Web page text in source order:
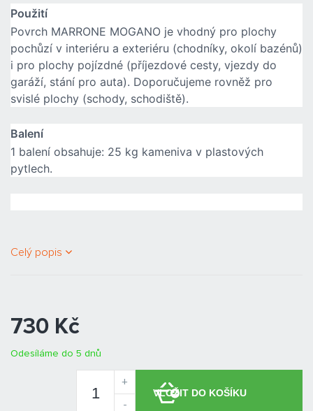
Použití
Povrch MARRONE MOGANO je vhodný pro plochy
pochůzí v interiéru a exteriéru (chodníky, okolí bazénů)
i pro plochy pojízdné (příjezdové cesty, vjezdy do
garáží, stání pro auta). Doporučujeme rovněž pro
svislé plochy (schody, schodiště).
Balení
1 balení obsahuje: 25 kg kameniva v plastových
pytlech.
Celý popis
730 Kč
Odesíláme do 5 dnů
+
-